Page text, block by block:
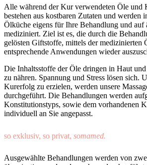
Alle während der Kur verwendeten Öle und
bestehen aus kostbaren Zutaten und werden
Ölküche eigens für Ihre Behandlung und
mediziniert. Ziel ist es, die durch die
gelösten Giftstoffe, mittels der medizinierten
entsprechende Anwendungen wieder
Die Inhaltsstoffe der Öle dringen in Haut
zu nähren. Spannung und Stress lösen sich.
Kurerfolg zu erzielen, werden unsere
durchgeführt. Die Behandlungen werden
Konstitutionstyps, sowie dem vorhandenen
individuell an Sie angepasst.
so exklusiv, so privat, somamed.
Ausgewählte Behandlungen werden von